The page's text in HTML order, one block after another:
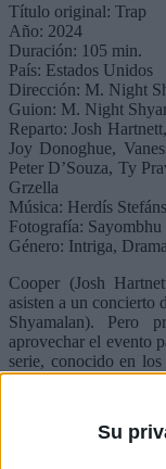
Su
Título original: Trap
Año: 2024
Duración: 105 min.
País: Estados Unidos
Dirección: M. Night
Guion: M. Night
Reparto: Josh
Joy Donoghue,
Peter D’Souza, Ty
Grzella
Música: Herdís
Fotografía:
Género: Intriga,
Cooper (Josh
asisten a un concierto
Shyamalan). Pero
aprovechar el evento
serie, conocido en
por fin con sus
información de los
estar en el concierto
Cooper. Así que
perseguidores